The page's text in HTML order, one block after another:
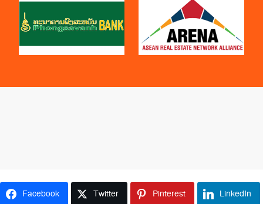
Facebook Twitter Pinterest LinkedIn